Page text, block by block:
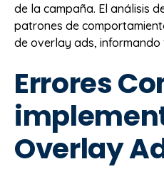
de la campaña. El análisis
patrones de
de overlay ads, informando
Errores
Overlay